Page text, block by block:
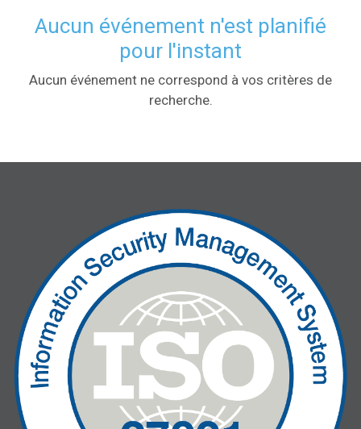
Aucun événement n'est planifié
pour l'instant
Aucun événement ne correspond à vos critères de
recherche.